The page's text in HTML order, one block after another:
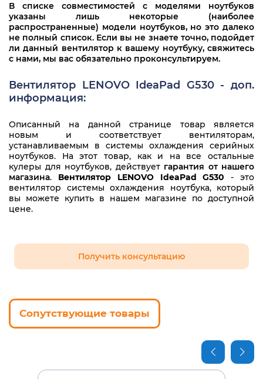
В списке совместимостей с моделями ноутбуков
указаны лишь некоторые (наиболее
распространенные) модели ноутбуков, но это далеко
не полный список. Если вы не знаете точно, подойдет
ли данный вентилятор к вашему ноутбуку, свяжитесь
с нами, мы вас обязательно проконсультируем.
Вентилятор LENOVO IdeaPad G530 - доп.
информация:
Описанный на данной странице товар является
новым и соответствует вентиляторам,
устанавливаемым в системы охлаждения серийных
ноутбуков. На этот товар, как и на все остальные
кулеры для ноутбуков, действует гарантия от нашего
магазина. Вентилятор LENOVO IdeaPad G530 - это
вентилятор системы охлаждения ноутбука, который
вы можете купить в нашем магазине по доступной
цене.
Получить консультацию
Сопутствующие товары